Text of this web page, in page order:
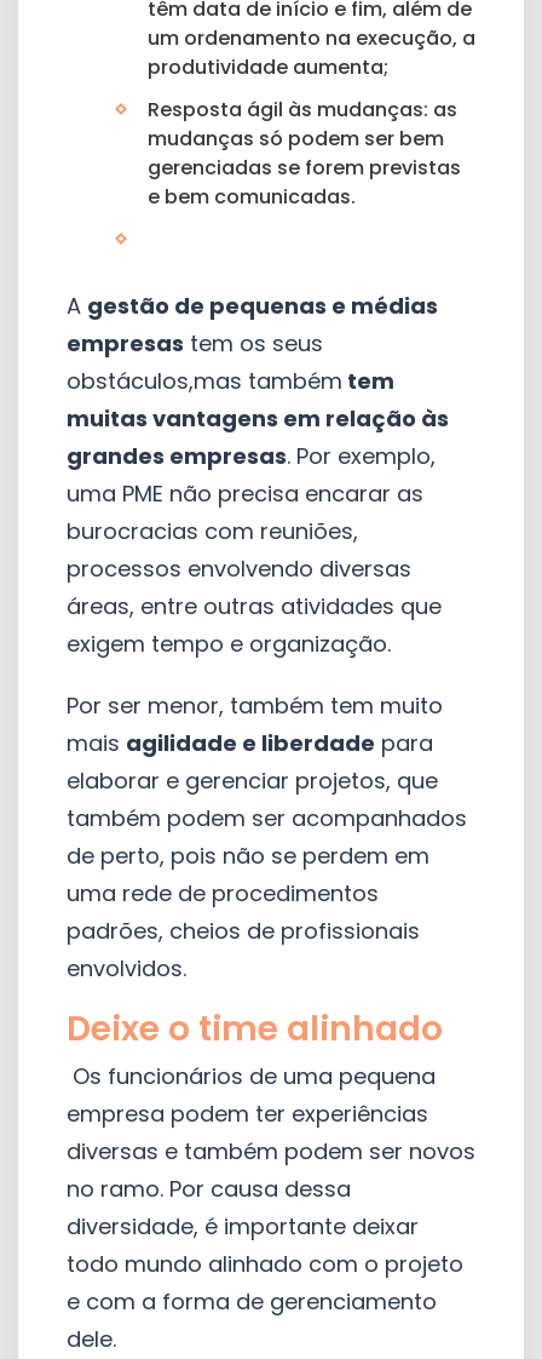
têm data de início e fim, além de
um ordenamento na execução, a
produtividade aumenta;
Resposta ágil às mudanças: as
mudanças só podem ser bem
gerenciadas se forem previstas
e bem comunicadas.
A gestão de pequenas e médias
empresas tem os seus
obstáculos,mas também tem
muitas vantagens em relação às
grandes empresas. Por exemplo,
uma PME não precisa encarar as
burocracias com reuniões,
processos envolvendo diversas
áreas, entre outras atividades que
exigem tempo e organização.
Por ser menor, também tem muito
mais agilidade e liberdade para
elaborar e gerenciar projetos, que
também podem ser acompanhados
de perto, pois não se perdem em
uma rede de procedimentos
padrões, cheios de profissionais
envolvidos.
Deixe o time alinhado
Os funcionários de uma pequena
empresa podem ter experiências
diversas e também podem ser novos
no ramo. Por causa dessa
diversidade, é importante deixar
todo mundo alinhado com o projeto
e com a forma de gerenciamento
dele.